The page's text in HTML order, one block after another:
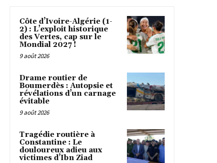
Côte d’Ivoire-Algérie (1-
2) : L’exploit historique
des Vertes, cap sur le
Mondial 2027 !
9 août 2026
Drame routier de
Boumerdès : Autopsie et
révélations d’un carnage
évitable
9 août 2026
Tragédie routière à
Constantine : Le
douloureux adieu aux
victimes d’Ibn Ziad